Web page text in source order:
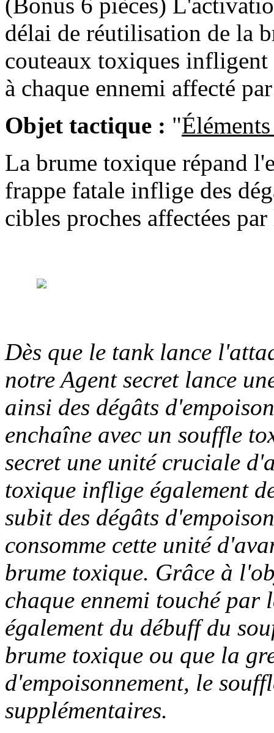
délai de réutilisation de la
couteaux toxiques infligent
à chaque ennemi affecté
Objet tactique : "
La brume toxique répand
frappe fatale inflige des
cibles proches affectées
Dès que le tank lance
notre Agent secret lance
ainsi des dégâts
enchaîne avec un souffle
secret une unité cruciale
toxique inflige également
subit des dégâts
consomme cette unité
brume toxique. Grâce à
chaque ennemi touché
également du débuff du
brume toxique ou que la
d'empoisonnement, le
supplémentaires.